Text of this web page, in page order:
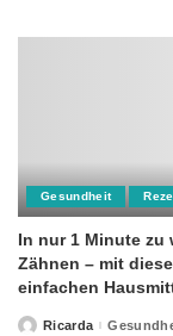
Gesundheit
In nur 1 Minute zu
Zähnen – mit
einfachen
PostedRicarda